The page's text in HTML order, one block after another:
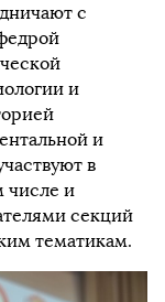
с
и
и
в
числе и
секций
тематикам.